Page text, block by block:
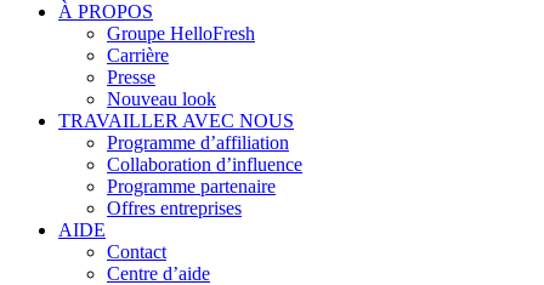
À PROPOS
Groupe HelloFresh
Carrière
Presse
Nouveau look
TRAVAILLER AVEC NOUS
Programme d’affiliation
Collaboration d’influence
Programme partenaire
Offres entreprises
AIDE
Contact
Centre d’aide